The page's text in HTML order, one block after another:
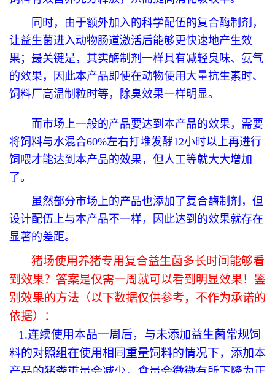
同时，由于额外加入的科学配伍的复合酶制剂，
让益生菌进入动物肠道激活后能够更快速地产生效
果；最关键是，其实酶制剂一样具有减轻臭味、氨气
的效果，因此本产品即使在动物使用大量抗生素时、
饲料厂高温制粒时等，除臭效果一样明显。
而市场上一般的产品要达到本产品的效果，需要
将饲料与水混合60%左右打堆发酵12小时以上再进行
饲喂才能达到本产品的效果，但人工等就大大增加
了。
虽然部分市场上的产品也添加了复合酶制剂，但
设计配伍上与本产品不一样，因此达到的效果就存在
显著的差距。
猪场使用养猪专用复合益生菌多长时间能够看
到效果？答案是仅需一周就可以看到明显效果！鉴
别效果的方法（以下数据仅供参考，不作为承诺的
依据）：
1.连续使用本品一周后，与未添加益生菌常规饲
料的对照组在使用相同重量饲料的情况下，添加本